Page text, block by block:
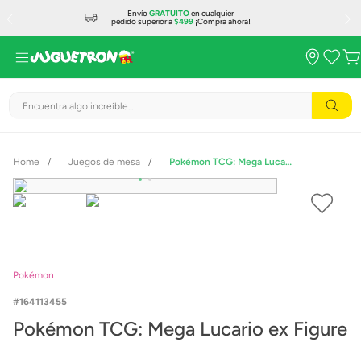
EnvíoGRATUITOen cualquier
pedido superior a$499¡Compra ahora!
Encuentra algo increíble...
Juegos de mesa Pokémon TCG: Mega Lucario ex Figure Collection EN 13455
Pokémon
164113455
Pokémon TCG: Mega Lucario ex Figure